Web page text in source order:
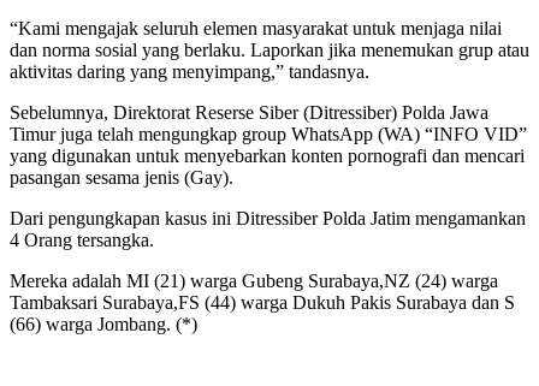
“Kami mengajak seluruh elemen masyarakat untuk menjaga nilai
dan norma sosial yang berlaku. Laporkan jika menemukan grup atau
aktivitas daring yang menyimpang,” tandasnya.
Sebelumnya, Direktorat Reserse Siber (Ditressiber) Polda Jawa
Timur juga telah mengungkap group WhatsApp (WA) “INFO VID”
yang digunakan untuk menyebarkan konten pornografi dan mencari
pasangan sesama jenis (Gay).
Dari pengungkapan kasus ini Ditressiber Polda Jatim mengamankan
4 Orang tersangka.
Mereka adalah MI (21) warga Gubeng Surabaya,NZ (24) warga
Tambaksari Surabaya,FS (44) warga Dukuh Pakis Surabaya dan S
(66) warga Jombang. (*)